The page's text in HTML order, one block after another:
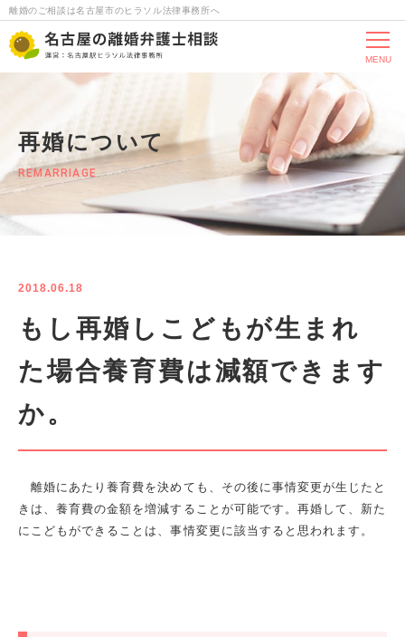
離婚のご相談は名古屋市のヒラソル法律事務所へ
MENU
再婚について
REMARRIAGE
2018.06.18
もし再婚しこどもが生まれ
た場合養育費は減額できます
か。
離婚にあたり養育費を決めても、その後に事情変更が生じたと
きは、養育費の金額を増減することが可能です。再婚して、新た
にこどもができることは、事情変更に該当すると思われます。